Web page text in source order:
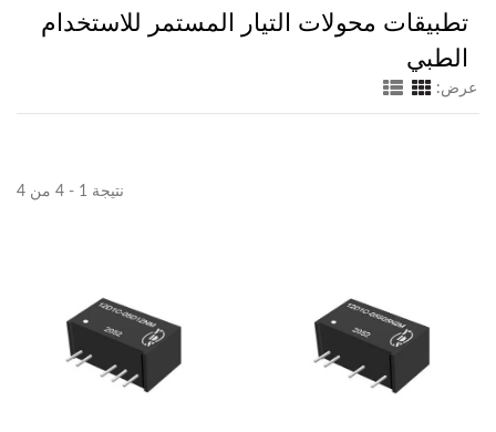
تطبيقات محولات التيار المستمر للاستخدام
الطبي
عرض:
نتيجة 1 - 4 من 4